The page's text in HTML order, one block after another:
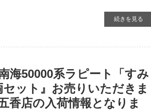
続きを見る
海50000系ラピート「すみ
セット』お売りいただきま
香店の入荷情報となりま